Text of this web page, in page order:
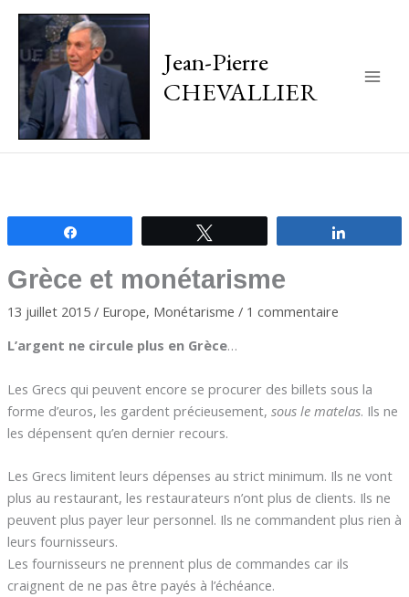
Jean-Pierre
CHEVALLIER
Grèce et monétarisme
13 juillet 2015 / Europe, Monétarisme / 1 commentaire
L’argent ne circule plus en Grèce…
Les Grecs qui peuvent encore se procurer des billets sous la
forme d’euros, les gardent précieusement, sous le matelas. Ils ne
les dépensent qu’en dernier recours.
Les Grecs limitent leurs dépenses au strict minimum. Ils ne vont
plus au restaurant, les restaurateurs n’ont plus de clients. Ils ne
peuvent plus payer leur personnel. Ils ne commandent plus rien à
leurs fournisseurs.
Les fournisseurs ne prennent plus de commandes car ils
craignent de ne pas être payés à l’échéance.